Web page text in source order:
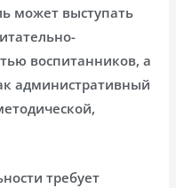
может выступать
воспитанников, а
административный
требует